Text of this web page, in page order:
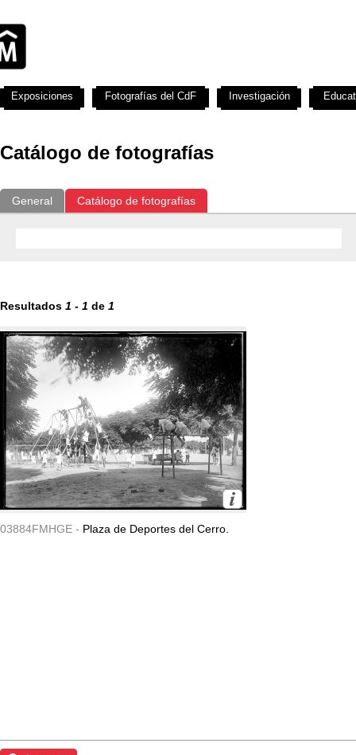
Catálogo de fotografías
General Catálogo de fotografías
Resultados 1 - 1 de 1
03884FMHGE - Plaza de Deportes del Cerro.
Exposiciones Fotografías del CdF Investigación